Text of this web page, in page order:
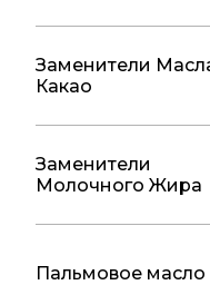
Заменители
Какао
Заменители
Молочного Жира
Пальмовое масло